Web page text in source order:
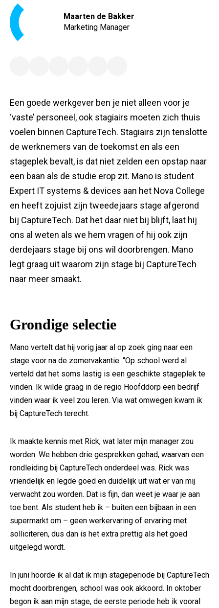
Maarten de Bakker
Marketing Manager
Een goede werkgever ben je niet alleen voor je
‘vaste’ personeel, ook stagiairs moeten zich thuis
voelen binnen CaptureTech. Stagiairs zijn tenslotte
de werknemers van de toekomst en als een
stageplek bevalt, is dat niet zelden een opstap naar
een baan als de studie erop zit. Mano is student
Expert IT systems & devices aan het Nova College
en heeft zojuist zijn tweedejaars stage afgerond
bij CaptureTech. Dat het daar niet bij blijft, laat hij
ons al weten als we hem vragen of hij ook zijn
derdejaars stage bij ons wil doorbrengen. Mano
legt graag uit waarom zijn stage bij CaptureTech
naar meer smaakt.
Grondige selectie
Mano vertelt dat hij vorig jaar al op zoek ging naar een
stage voor na de zomervakantie: “Op school werd al
verteld dat het soms lastig is een geschikte stageplek te
vinden. Ik wilde graag in de regio Hoofddorp een bedrijf
vinden waar ik veel zou leren. Via wat omwegen kwam ik
bij CaptureTech terecht.
Ik maakte kennis met Rick, wat later mijn manager zou
worden. We hebben drie gesprekken gehad, waarvan een
rondleiding bij CaptureTech onderdeel was. Rick was
vriendelijk en legde goed en duidelijk uit wat er van mij
verwacht zou worden. Dat is fijn, dan weet je waar je aan
toe bent. Als student heb ik – buiten een bijbaan in een
supermarkt om – geen werkervaring of ervaring met
solliciteren, dus dan is het extra prettig als het goed
uitgelegd wordt.
In juni hoorde ik al dat ik mijn stageperiode bij CaptureTech
mocht doorbrengen, school was ook akkoord. In oktober
begon ik aan mijn stage, de eerste periode heb ik vooral